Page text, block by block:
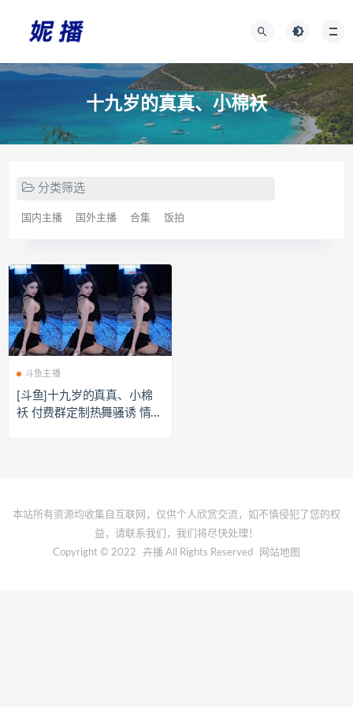
十九岁的真真、小棉袄
分类筛选
国内主播 国外主播 合集 饭拍
斗鱼主播
[斗鱼]十九岁的真真、小棉
袄 付费群定制热舞骚诱 情趣
本站所有资源均收集自互联网，仅供个人欣赏交流，如不慎侵犯了您的权
益，请联系我们，我们将尽快处理！
Copyright © 2022
卉播 All Rights Reserved 网站地图